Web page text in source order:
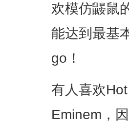
欢模仿鼹鼠
能达到最基
go！
有人喜欢
Eminem，